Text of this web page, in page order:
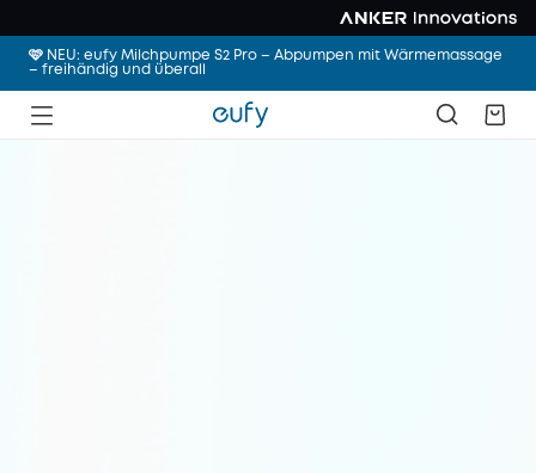
🩷 NEU: eufy Milchpumpe S2 Pro – Abpumpen mit Wärmemassage
– freihändig und überall